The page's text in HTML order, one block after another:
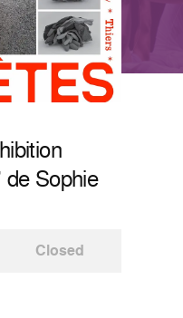
Sophie
Closed